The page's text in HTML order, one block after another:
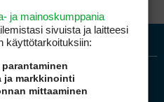
ja mainoskumppania
sivuista ja laitteesi
käyttötarkoituksiin:
ja markkinointi
mittaaminen